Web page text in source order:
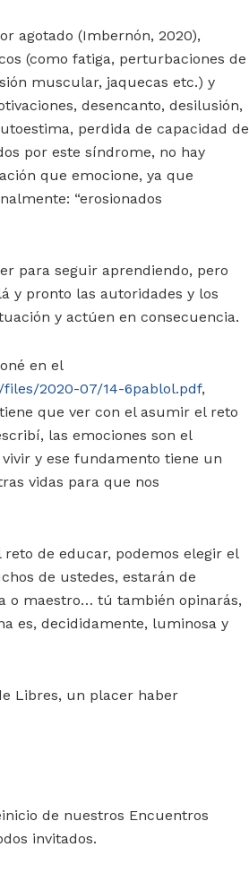
agotado (Imbernón, 2020),
(como fatiga, perturbaciones de
muscular, jaquecas etc.) y
desencanto, desilusión,
perdida de capacidad de
por este síndrome, no hay
que emocione, ya que
“erosionados
para seguir aprendiendo, pero
y pronto las autoridades y los
y actúen en consecuencia.
en el
2020-07/14-6pablol.pdf,
que ver con el asumir el reto
las emociones son el
y ese fundamento tiene un
vidas para que nos
de educar, podemos elegir el
de ustedes, estarán de
o maestro… tú también opinarás,
es, decididamente, luminosa y
Libres, un placer haber
de nuestros Encuentros
invitados.